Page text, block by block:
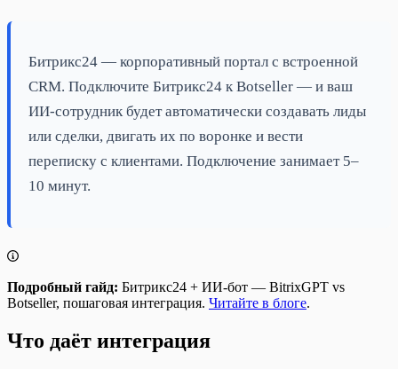
Битрикс24 — корпоративный портал с встроенной
CRM. Подключите Битрикс24 к Botseller — и ваш
ИИ-сотрудник будет автоматически создавать лиды
или сделки, двигать их по воронке и вести
переписку с клиентами. Подключение занимает 5–
10 минут.
Подробный гайд: Битрикс24 + ИИ-бот — BitrixGPT vs
Botseller, пошаговая интеграция. Читайте в блоге.
Что даёт интеграция